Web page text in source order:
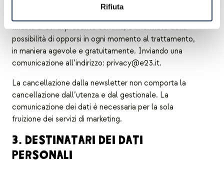
Rifiuta
L’utente, al momento della raccolta e in occasione
finalità di cui al presente comma, è informato della
possibilità di opporsi in ogni momento al trattamento,
in maniera agevole e gratuitamente. Inviando una
comunicazione all’indirizzo: privacy@e23.it.
La cancellazione dalla newsletter non comporta la
cancellazione dall’utenza e dal gestionale. La
comunicazione dei dati è necessaria per la sola
fruizione dei servizi di marketing.
3. DESTINATARI DEI DATI
PERSONALI